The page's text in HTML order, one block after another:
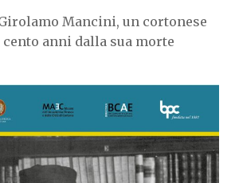
Mancini, un cortonese
anni dalla sua morte